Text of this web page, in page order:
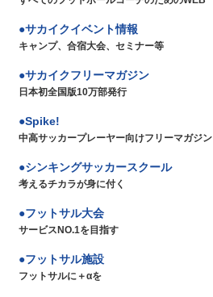
サカイクイベント情報
キャンプ、合宿大会、セミナー等
サカイクフリーマガジン
日本初全国版10万部発行
Spike!
中高サッカープレーヤー向けフリーマガジン
シンキングサッカースクール
考えるチカラが身に付く
フットサル大会
サービスNO.1を目指す
フットサル施設
フットサルに＋αを